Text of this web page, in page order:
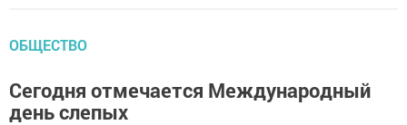
ОБЩЕСТВО
Сегодня отмечается Международный
день слепых